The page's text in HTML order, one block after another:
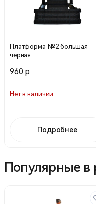
Платформа №2 большая
черная
960 р.
Нет в наличии
Подробнее
Популярные в